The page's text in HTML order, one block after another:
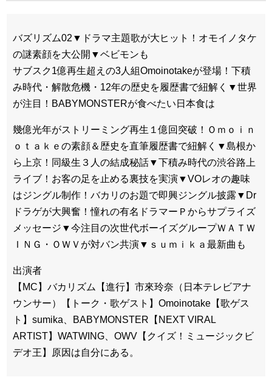
バズリズム02▼ドラマ主題歌が大ヒット！オモイノタケ
の謎素顔を大公開▼ベビモンも
サブスク1億再生超えの3人組Omoinotakeが登場！下積
み時代・解散危機・12年の歴史を履歴書で紐解く▼世界
が注目！BABYMONSTERが食べたい日本食は
幾億光年がストリーミング再生１億回突破！Ｏｍｏｉｎ
ｏｔａｋｅの素顔＆歴史を直筆履歴書で紐解く▼島根か
ら上京！同級生３人の結成秘話▼下積み時代の渋谷路上
ライブ！お客の足を止める裏技を実演▼VOレオの趣味
はジングル制作！バカリのお題で即興ジングル披露▼Dr
ドラゲが大興奮！憧れの有名ドラマーＰからサプライズ
メッセージ▼今注目の次世代ボーイズグループＷＡＴＷ
ＩＮＧ・ＯＷＶが対バン共演▼ｓｕｍｉｋａ最新曲も
出演者
【MC】バカリズム【進行】市來玲奈（日本テレビアナ
ウンサー）【トーク・歌ゲスト】Omoinotake【歌ゲス
ト】sumika、BABYMONSTER【NEXT VIRAL
ARTIST】WATWING、OWV【クイズ！ミュージックビ
デオ王】原因は自分にある。